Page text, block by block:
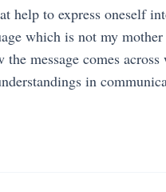
help to express oneself
which is not my mother
the message comes
in